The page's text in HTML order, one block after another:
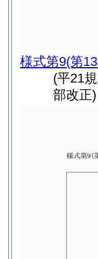
様式第9(第
(平21
部改正)